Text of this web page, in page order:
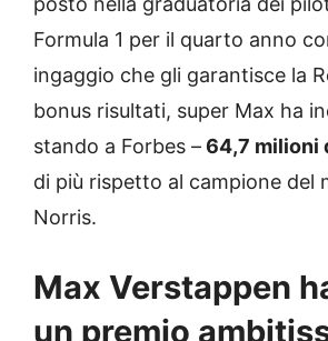
Formula 1 per il quarto anno
ingaggio che gli garantisce la
bonus risultati, super Max ha
stando a Forbes –64,7 milioni
di più rispetto al campione del
Norris.
Max Verstappen
un premio